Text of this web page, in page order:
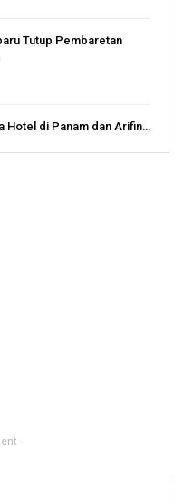
Tutup Pembaretan
Hotel di Panam dan Arifin…
-